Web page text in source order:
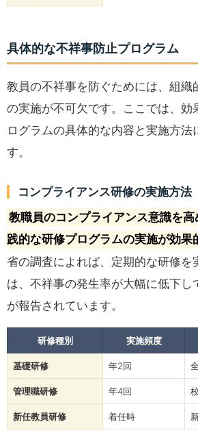
具体的な不祥事防止プログラム
教員の不祥事を防ぐためには、組織
の実施が不可欠です。ここでは、効
ログラムの具体的な内容と実施方法
す。
コンプライアンス研修の実施方法
教職員のコンプライアンス意識を
践的な研修プログラムの実施が効果
省の調査によれば、定期的な研修を
は、不祥事の発生率が大幅に低下し
が報告されています。
研修種別 実施頻度
基礎研修 年2回
管理職研修 年4回
新任教員研修 着任時